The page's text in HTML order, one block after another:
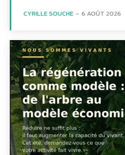
CYRILLE SOUCHE - 6 AOÛT 2026